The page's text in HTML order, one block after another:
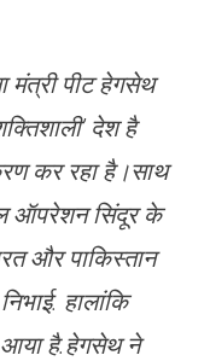
मंत्री पीट हेगसेथ
देश है
कर रहा है।साथ
ऑपरेशन सिंदूर के
और पाकिस्तान
हालांकि
आया है.हेगसेथ ने